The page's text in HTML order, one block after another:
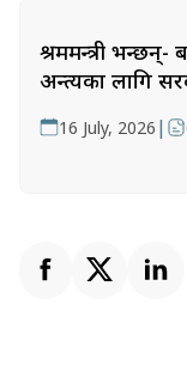
श्रममन्त्री
अन्त्यका लागि
16 July, 2026 |